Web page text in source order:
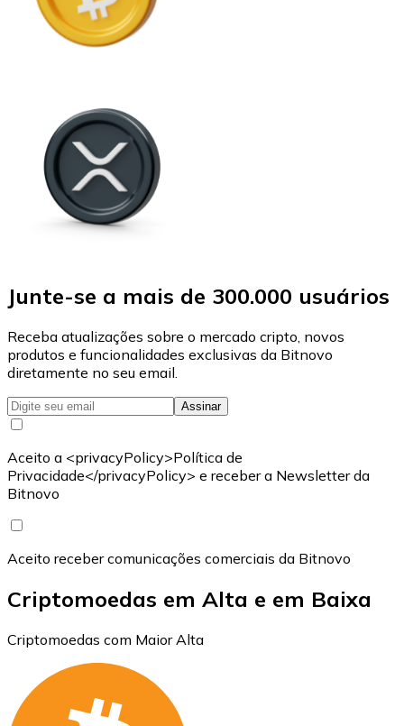
Junte-se a mais de 300.000 usuários
Receba atualizações sobre o mercado cripto, novos
produtos e funcionalidades exclusivas da Bitnovo
diretamente no seu email.
Assinar
Aceito a <privacyPolicy>Política de
Privacidade</privacyPolicy> e receber a Newsletter da
Bitnovo
Aceito receber comunicações comerciais da Bitnovo
Criptomoedas em Alta e em Baixa
Criptomoedas com Maior Alta